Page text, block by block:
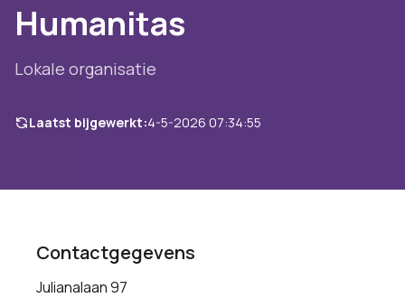
Humanitas
Lokale organisatie
Laatst bijgewerkt:4-5-2026 07:34:55
Contactgegevens
Julianalaan 97